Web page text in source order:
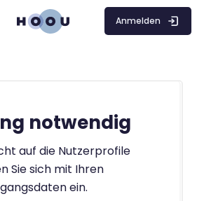
Anmelden
notwendig
auf die Nutzerprofile
Sie sich mit Ihren
ein.